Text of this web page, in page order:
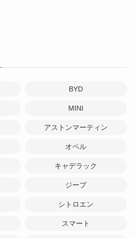
BYD
MINI
アストンマーティン
オペル
キャデラック
ジープ
シトロエン
スマート